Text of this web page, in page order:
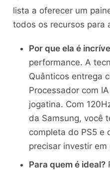
lista a oferecer um
todos os recursos para
Por que ela é
performance. A
Quânticos entrega
Processador com
jogatina. Com
da Samsung, você
completa do PS5 e
precisar investir em
Para quem é ideal?